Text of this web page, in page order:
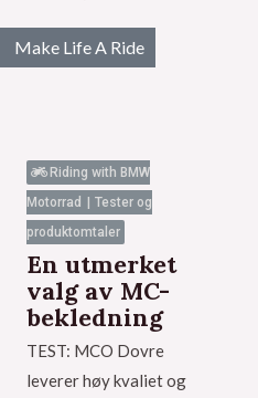
Make Life A Ride
Riding with BMW
Motorrad
Tester og
produktomtaler
En utmerket
valg av MC-
bekledning
TEST: MCO Dovre
leverer høy kvaliet og